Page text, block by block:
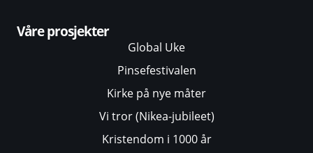
Våre prosjekter
Global Uke
Pinsefestivalen
Kirke på nye måter
Vi tror (Nikea-jubileet)
Kristendom i 1000 år